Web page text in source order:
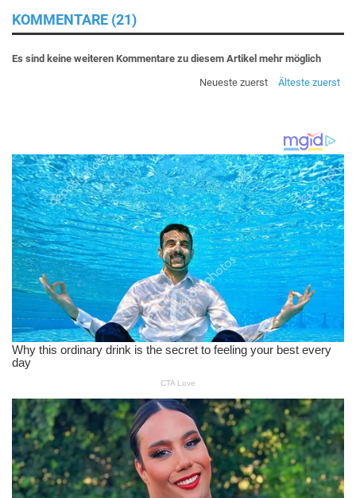
KOMMENTARE (21)
Es sind keine weiteren Kommentare zu diesem Artikel mehr möglich
Neueste zuerst
Älteste zuerst